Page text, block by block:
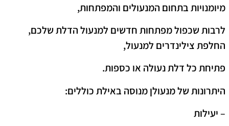
מיומנויות בתחום המנעולים והמפתחות,
לרבות שכפול מפתחות חדשים למנעול הדלת שלכם,
החלפת צילינדרים למנעול,
פתיחת כל דלת נעולה או כספות.
היתרונות של מנעולן מנוסה באילת כוללים:
– יעילות